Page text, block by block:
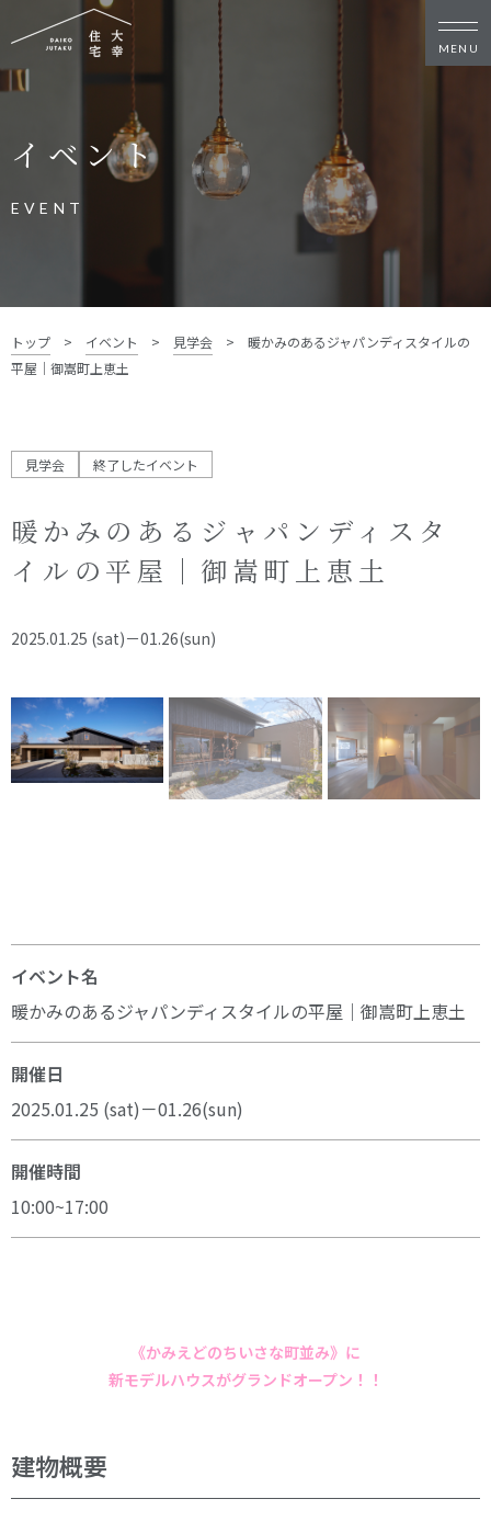
TEL.0574-60-1161
受付時間：9:00～17:00
新築・リノベをお考えの方
家づくりの考え方
家づくりの流れ
施工事例
イベント
モデルハウス
土地をお探しの方
- 分譲地情報
スタッフブログ
オーナー様へ
資料請求・お問い合わせ
プライバシーポリシー
イベント
EVENT
トップ > イベント > 見学会 > 暖かみのあるジャパンディスタイルの
平屋｜御嵩町上恵土
見学会 終了したイベント
暖かみのあるジャパンディスタ
イルの平屋｜御嵩町上恵土
2025.01.25 (sat)－01.26(sun)
イベント名
暖かみのあるジャパンディスタイルの平屋｜御嵩町上恵土
開催日
2025.01.25 (sat)－01.26(sun)
開催時間
10:00~17:00
《かみえどのちいさな町並み》に
新モデルハウスがグランドオープン！！
建物概要